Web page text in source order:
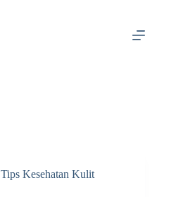
Tips Kesehatan Kulit